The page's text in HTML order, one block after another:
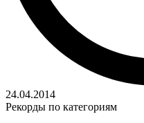
24.04.2014
Рекорды по категориям